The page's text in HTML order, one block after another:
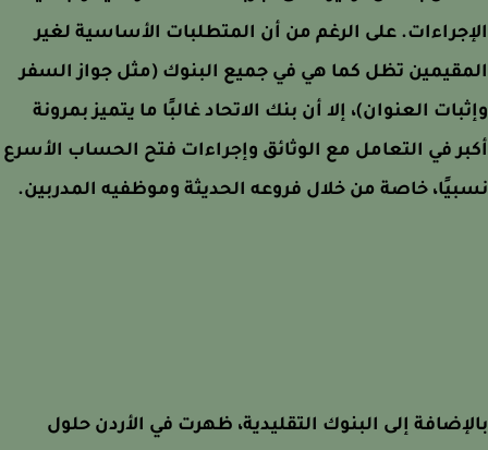
على الرغم من أن المتطلبات الأساسية لغير
تظل كما هي في جميع البنوك (مثل جواز السفر
العنوان)، إلا أن بنك الاتحاد غالبًا ما يتميز بمرونة
في التعامل مع الوثائق وإجراءات فتح الحساب الأسرع
خاصة من خلال فروعه الحديثة وموظفيه المدربين.
إلى البنوك التقليدية، ظهرت في الأردن حلول